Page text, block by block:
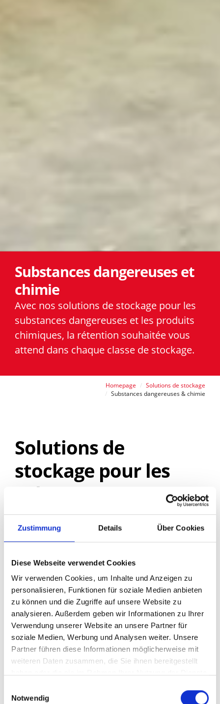
Zustimmung Details Über Cookies
Diese Webseite verwendet Cookies
Wir verwenden Cookies, um Inhalte und Anzeigen zu
personalisieren, Funktionen für soziale Medien anbieten
zu können und die Zugriffe auf unsere Website zu
analysieren. Außerdem geben wir Informationen zu Ihrer
Verwendung unserer Website an unsere Partner für
soziale Medien, Werbung und Analysen weiter. Unsere
Partner führen diese Informationen möglicherweise mit
weiteren Daten zusammen, die Sie ihnen bereitgestellt
Notwendig
Substances dangereuses et
chimie
Avec nos solutions de stockage pour les
substances dangereuses et les produits
chimiques, la rétention souhaitée vous
attend dans chaque classe de stockage.
Homepage
Solutions de stockage
Substances dangereuses & chimie
Solutions de
stockage pour les
substances
dangereuses et la
chimie
Les produits chimiques et les substances
dangereuses qui présentent un risque
pour la santé nécessitent des solutions de
stockage certifiées et de qualité.
En tant que partenaire logistique, nous
sommes à vos côtés pour répondre à
toutes vos exigences et vous permettre
de stocker en toute sécurité toutes les